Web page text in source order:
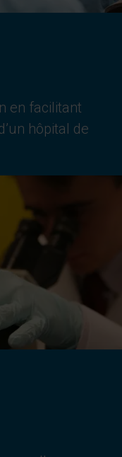
en facilitant
hôpital de